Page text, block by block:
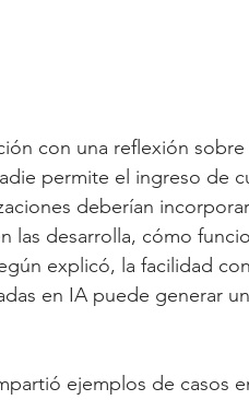
con una reflexión
permite el ingreso de
deberían
las desarrolla, cómo
explicó, la facilidad
en IA puede generar
ejemplos de casos